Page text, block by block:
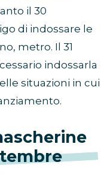
il 30
di indossare le
metro. Il 31
indossarla
situazioni in cui